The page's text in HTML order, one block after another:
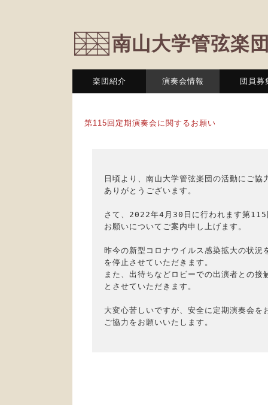
南山大学管弦楽
楽団紹介 演奏会情報 団員募
第115回定期演奏会に関するお願い
日頃より、南山大学管弦楽団の活動にご協
ありがとうございます。
さて、2022年4月30日に行われます第115
お願いについてご案内申し上げます。
昨今の新型コロナウイルス感染拡大の状況
を停止させていただきます。
また、出待ちなどロビーでの出演者との接
とさせていただきます。
大変心苦しいですが、安全に定期演奏会を
ご協力をお願いいたします。